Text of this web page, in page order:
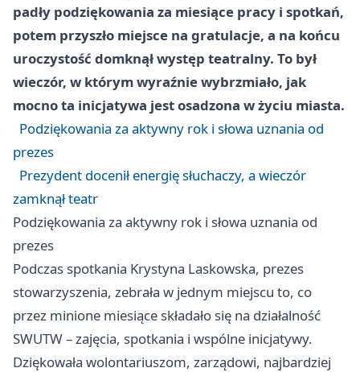
padły podziękowania za miesiące pracy i spotkań,
potem przyszło miejsce na gratulacje, a na końcu
uroczystość domknął występ teatralny. To był
wieczór, w którym wyraźnie wybrzmiało, jak
mocno ta inicjatywa jest osadzona w życiu miasta.
Podziękowania za aktywny rok i słowa uznania od
prezes
Prezydent docenił energię słuchaczy, a wieczór
zamknął teatr
Podziękowania za aktywny rok i słowa uznania od
prezes
Podczas spotkania Krystyna Laskowska, prezes
stowarzyszenia, zebrała w jednym miejscu to, co
przez minione miesiące składało się na działalność
SWUTW – zajęcia, spotkania i wspólne inicjatywy.
Dziękowała wolontariuszom, zarządowi, najbardziej